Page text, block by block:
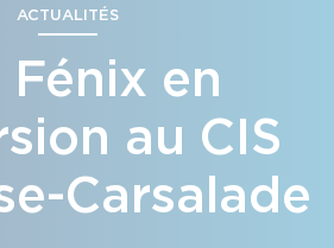
ACTUALITÉS
Fénix en
au CIS
Carsalade